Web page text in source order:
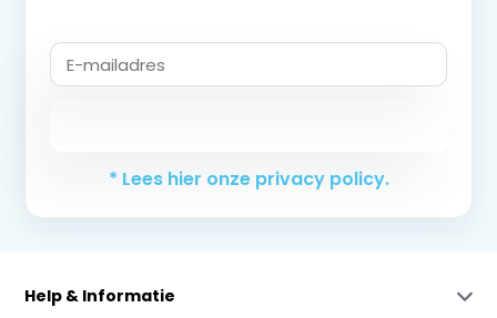
* Lees hier onze privacy policy.
Help & Informatie